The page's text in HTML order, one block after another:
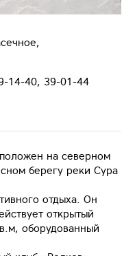
14-40, 39-01-44
на северном
берегу реки Сура
отдыха. Он
открытый
оборудованный